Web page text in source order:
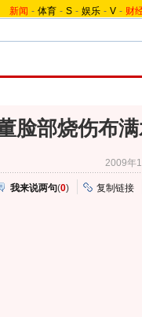
新闻 - 体育 - S - 娱乐 - V - 财
脸部烧伤布
2009年
我来说两句(0) 复制链接